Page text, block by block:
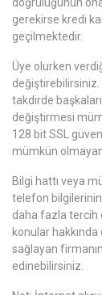
gerekirse kredi
geçilmektedir.
Üye olurken
takdirde
değiştirmesi
128 bit SSL
mümkün
Bilgi hattı veya
telefon
daha fazla tercih
konular
sağlayan
edinebilirsiniz.